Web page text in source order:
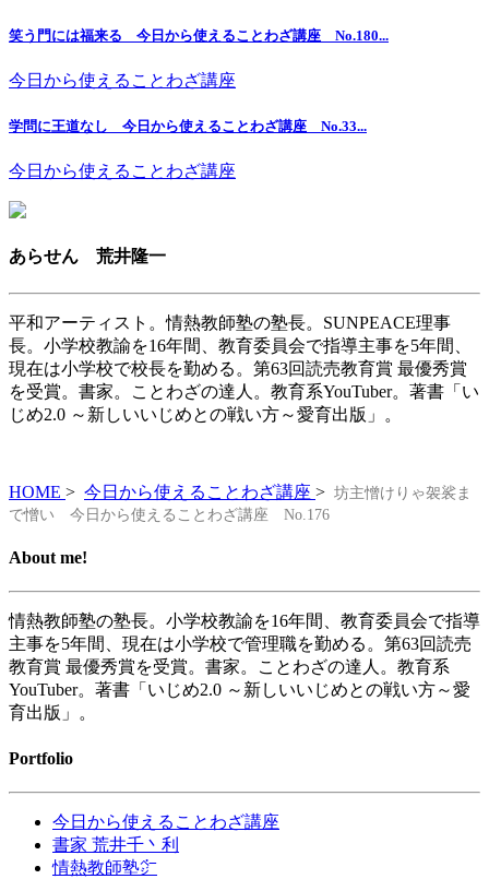
笑う門には福来る 今日から使えることわざ講座 No.180...
今日から使えることわざ講座
学問に王道なし 今日から使えることわざ講座 No.33...
今日から使えることわざ講座
あらせん 荒井隆一
平和アーティスト。情熱教師塾の塾長。SUNPEACE理事
長。小学校教諭を16年間、教育委員会で指導主事を5年間、
現在は小学校で校長を勤める。第63回読売教育賞 最優秀賞
を受賞。書家。ことわざの達人。教育系YouTuber。著書「い
じめ2.0 ～新しいいじめとの戦い方～愛育出版」。
HOME > 今日から使えることわざ講座 > 坊主憎けりゃ袈裟ま
で憎い 今日から使えることわざ講座 No.176
About me!
情熱教師塾の塾長。小学校教諭を16年間、教育委員会で指導
主事を5年間、現在は小学校で管理職を勤める。第63回読売
教育賞 最優秀賞を受賞。書家。ことわざの達人。教育系
YouTuber。著書「いじめ2.0 ～新しいいじめとの戦い方～愛
育出版」。
Portfolio
今日から使えることわざ講座
書家 荒井千丶利
情熱教師塾㌻